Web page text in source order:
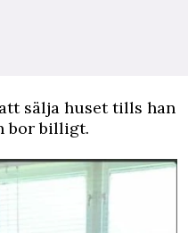
sälja huset tills han
bor billigt.